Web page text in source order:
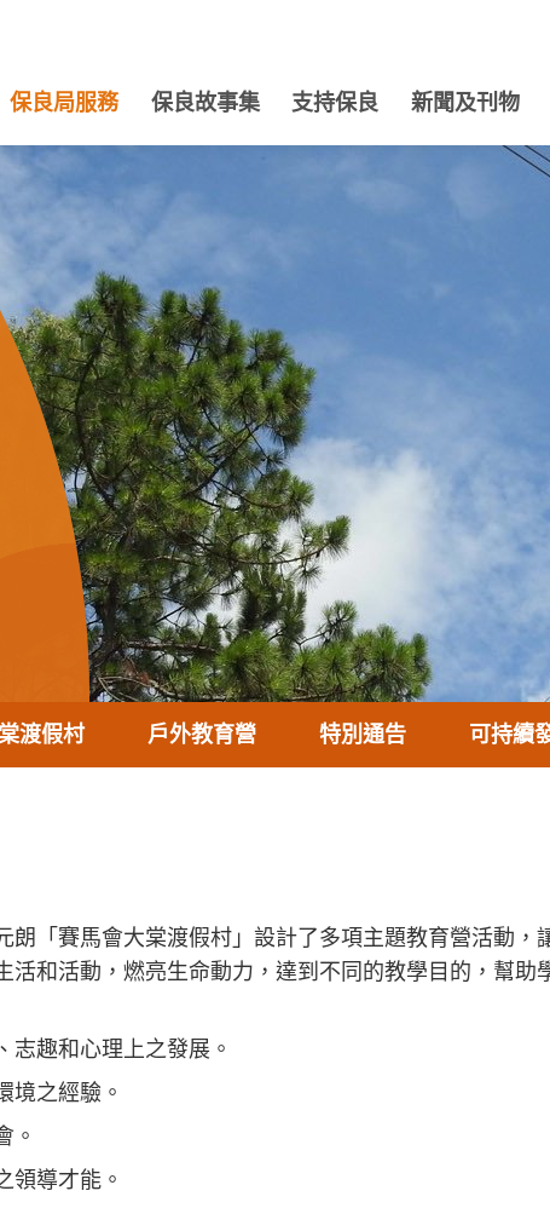
保良局服務 保良故事集 支持保良 新聞及刊物
渡假村 戶外教育營 特別通告 可持續
「賽馬會大棠渡假村」設計了多項主題教育營活動，
活和活動，燃亮生命動力，達到不同的教學目的，幫助
志趣和心理上之發展。
境之經驗。
。
領導才能。